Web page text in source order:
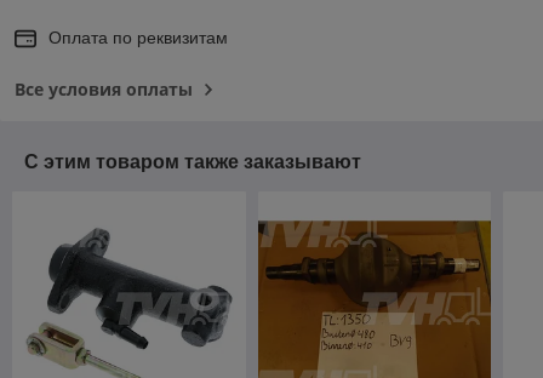
Оплата по реквизитам
Все условия оплаты
С этим товаром также заказывают